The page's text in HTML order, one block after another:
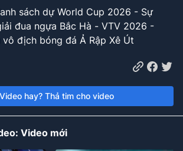
sách dự World Cup 2026 - Sự
đua ngựa Bắc Hà - VTV 2026 -
vô địch bóng đá Ả Rập Xê Út
Video hay? Thả tim cho video
Video mới